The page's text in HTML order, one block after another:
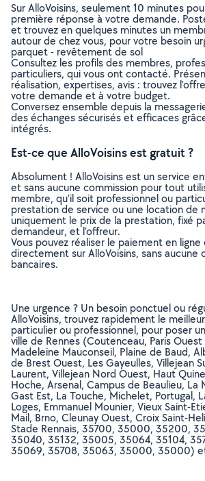
Sur AlloVoisins, seulement 10 minutes
première réponse à votre demande.
et trouvez en quelques minutes un
autour de chez vous, pour votre besoin
parquet - revêtement de sol
Consultez les profils des membres,
particuliers, qui vous ont contacté.
réalisation, expertises, avis : trouvez
votre demande et à votre budget.
Conversez ensemble depuis la
des échanges sécurisés et efficaces
intégrés.
Est-ce que AlloVoisins est gratuit ?
Absolument ! AlloVoisins est un service
et sans aucune commission pour tout
membre, qu’il soit professionnel ou
prestation de service ou une location de
uniquement le prix de la prestation, fixé
demandeur, et l’offreur.
Vous pouvez réaliser le paiement en
directement sur AlloVoisins, sans aucune
bancaires.
Une urgence ? Un besoin ponctuel ou
AlloVoisins, trouvez rapidement le
particulier ou professionnel, pour poser
ville de Rennes (Coutenceau, Paris
Madeleine Mauconseil, Plaine de Baud,
de Brest Ouest, Les Gayeulles, Villejean
Laurent, Villejean Nord Ouest, Haut
Hoche, Arsenal, Campus de Beaulieu, La
Gast Est, La Touche, Michelet, Portugal,
Loges, Emmanuel Mounier, Vieux Saint-
Mail, Brno, Cleunay Ouest, Croix Saint-
Stade Rennais, 35700, 35000, 35200,
35040, 35132, 35005, 35064, 35104,
35069, 35708, 35063, 35000, 35000)